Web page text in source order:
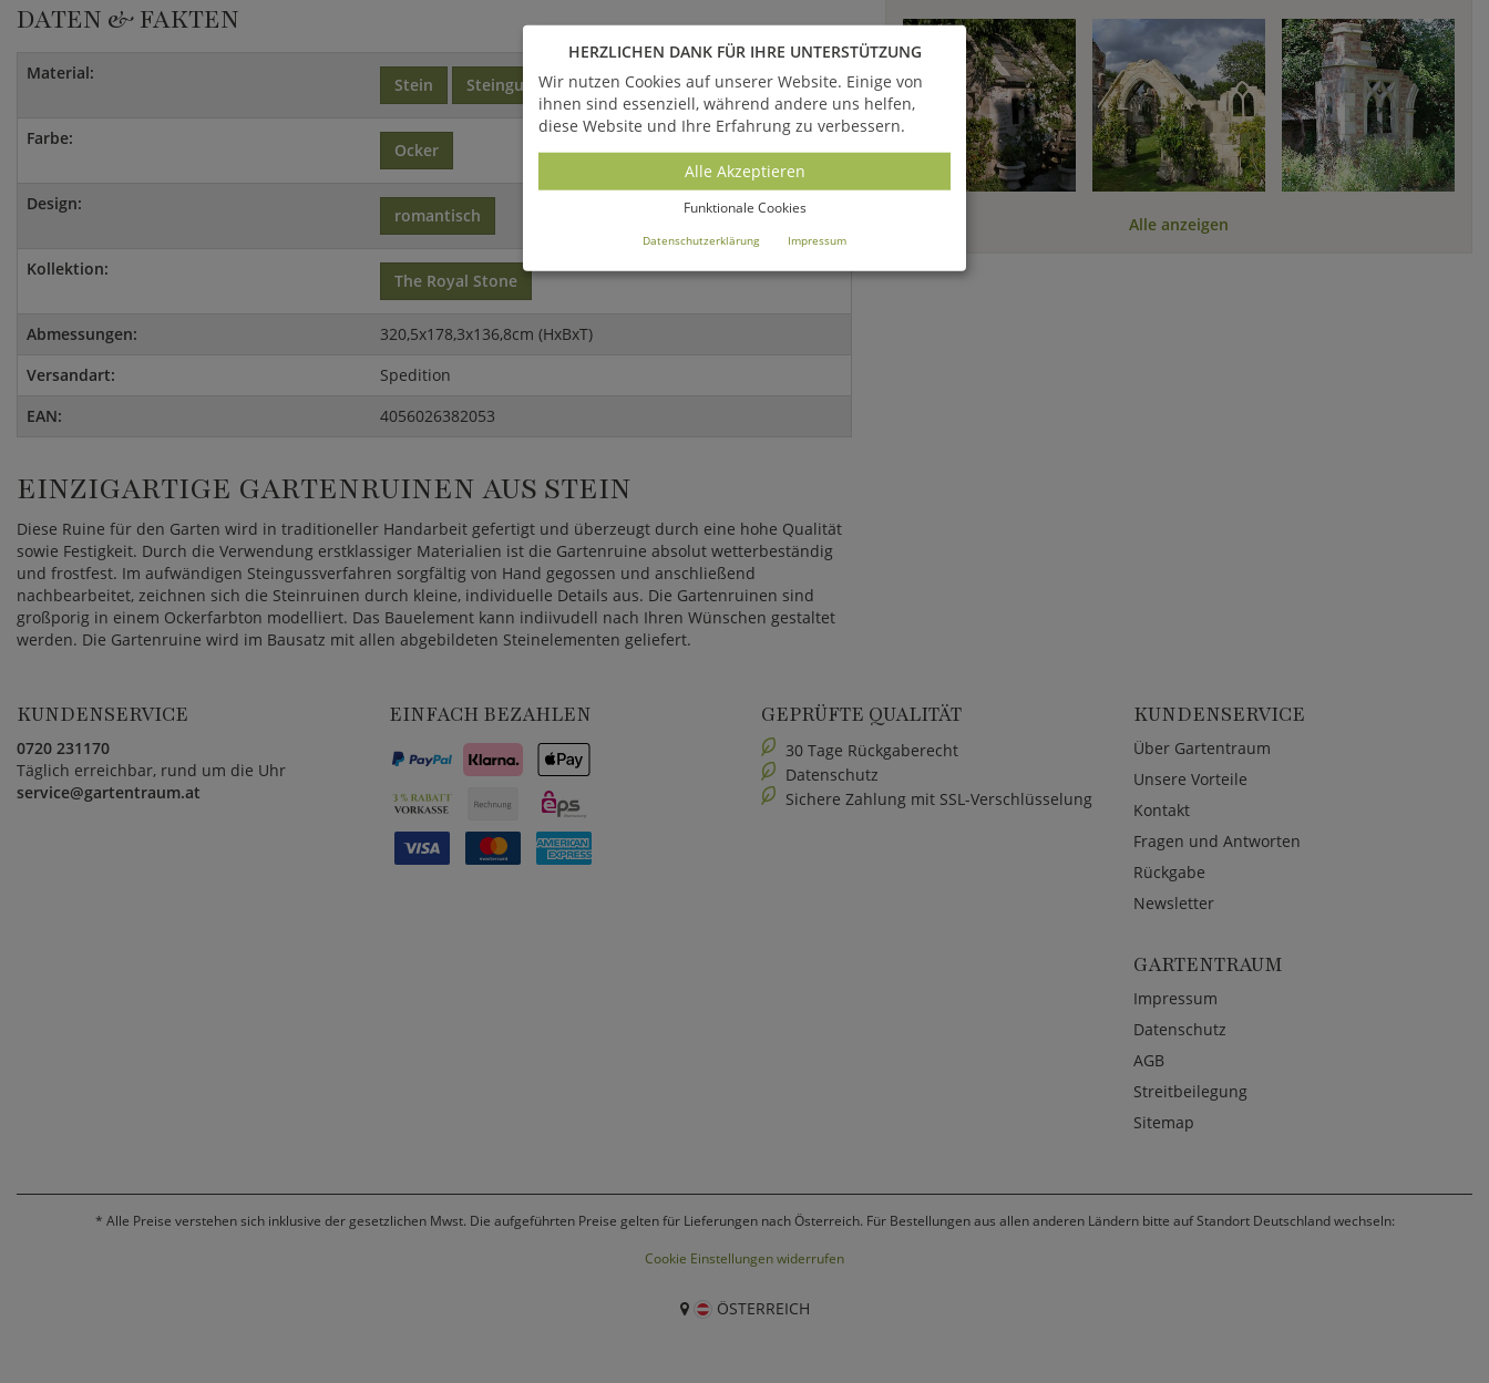
DATEN & FAKTEN
Material:
Stein Steinguss
Farbe:
Ocker
Design:
romantisch
Kollektion:
The Royal Stone
Abmessungen:
320,5x178,3x136,8cm (HxBxT)
Versandart:
Spedition
EAN:
4056026382053
EINZIGARTIGE GARTENRUINEN AUS STEIN
Diese Ruine für den Garten wird in traditioneller Handarbeit gefertigt und überzeugt durch eine hohe Qualität
sowie Festigkeit. Durch die Verwendung erstklassiger Materialien ist die Gartenruine absolut wetterbeständig
und frostfest. Im aufwändigen Steingussverfahren sorgfältig von Hand gegossen und anschließend
nachbearbeitet, zeichnen sich die Steinruinen durch kleine, individuelle Details aus. Die Gartenruinen sind
großporig in einem Ockerfarbton modelliert. Das Bauelement kann indiivudell nach Ihren Wünschen gestaltet
werden. Die Gartenruine wird im Bausatz mit allen abgebildeten Steinelementen geliefert.
Alle anzeigen
KUNDENSERVICE
0720 231170
Täglich erreichbar, rund um die Uhr
service@gartentraum.at
EINFACH BEZAHLEN GEPRÜFTE QUALITÄT
30 Tage Rückgaberecht
Datenschutz
Sichere Zahlung mit SSL-Verschlüsselung
KUNDENSERVICE
Über Gartentraum
Unsere Vorteile
Kontakt
Fragen und Antworten
Rückgabe
Newsletter
GARTENTRAUM
Impressum
Datenschutz
AGB
Streitbeilegung
Sitemap
* Alle Preise verstehen sich inklusive der gesetzlichen Mwst. Die aufgeführten Preise gelten für Lieferungen nach Österreich. Für Bestellungen aus allen anderen Ländern bitte auf Standort Deutschland wechseln:
Cookie Einstellungen widerrufen
ÖSTERREICH
HERZLICHEN DANK FÜR IHRE UNTERSTÜTZUNG
Wir nutzen Cookies auf unserer Website. Einige von
ihnen sind essenziell, während andere uns helfen,
diese Website und Ihre Erfahrung zu verbessern.
Alle Akzeptieren
Funktionale Cookies
Datenschutzerklärung Impressum